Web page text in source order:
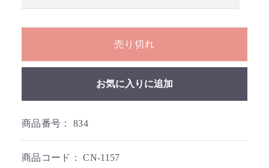
売り切れ
お気に入りに追加
商品番号： 834
商品コード：CN-1157